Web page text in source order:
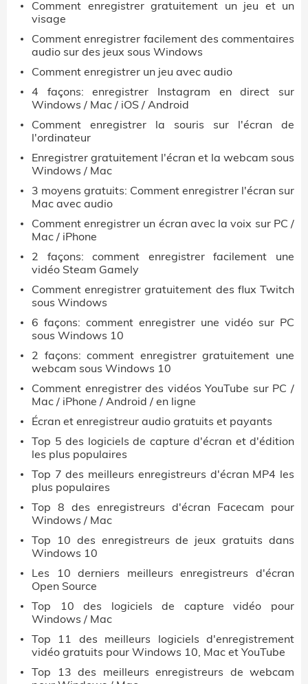
Comment enregistrer gratuitement un jeu et un
visage
Comment enregistrer facilement des commentaires
audio sur des jeux sous Windows
Comment enregistrer un jeu avec audio
4 façons: enregistrer Instagram en direct sur
Windows / Mac / iOS / Android
Comment enregistrer la souris sur l'écran de
l'ordinateur
Enregistrer gratuitement l'écran et la webcam sous
Windows / Mac
3 moyens gratuits: Comment enregistrer l'écran sur
Mac avec audio
Comment enregistrer un écran avec la voix sur PC /
Mac / iPhone
2 façons: comment enregistrer facilement une
vidéo Steam Gamely
Comment enregistrer gratuitement des flux Twitch
sous Windows
6 façons: comment enregistrer une vidéo sur PC
sous Windows 10
2 façons: comment enregistrer gratuitement une
webcam sous Windows 10
Comment enregistrer des vidéos YouTube sur PC /
Mac / iPhone / Android / en ligne
Écran et enregistreur audio gratuits et payants
Top 5 des logiciels de capture d'écran et d'édition
les plus populaires
Top 7 des meilleurs enregistreurs d'écran MP4 les
plus populaires
Top 8 des enregistreurs d'écran Facecam pour
Windows / Mac
Top 10 des enregistreurs de jeux gratuits dans
Windows 10
Les 10 derniers meilleurs enregistreurs d'écran
Open Source
Top 10 des logiciels de capture vidéo pour
Windows / Mac
Top 11 des meilleurs logiciels d'enregistrement
vidéo gratuits pour Windows 10, Mac et YouTube
Top 13 des meilleurs enregistreurs de webcam